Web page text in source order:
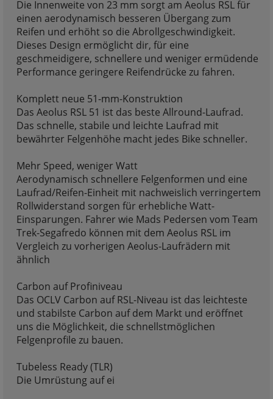
Die Innenweite von 23 mm sorgt am Aeolus RSL für
einen aerodynamisch besseren Übergang zum
Reifen und erhöht so die Abrollgeschwindigkeit.
Dieses Design ermöglicht dir, für eine
geschmeidigere, schnellere und weniger ermüdende
Performance geringere Reifendrücke zu fahren.
Komplett neue 51-mm-Konstruktion
Das Aeolus RSL 51 ist das beste Allround-Laufrad.
Das schnelle, stabile und leichte Laufrad mit
bewährter Felgenhöhe macht jedes Bike schneller.
Mehr Speed, weniger Watt
Aerodynamisch schnellere Felgenformen und eine
Laufrad/Reifen-Einheit mit nachweislich verringertem
Rollwiderstand sorgen für erhebliche Watt-
Einsparungen. Fahrer wie Mads Pedersen vom Team
Trek-Segafredo können mit dem Aeolus RSL im
Vergleich zu vorherigen Aeolus-Laufrädern mit
ähnlich
Carbon auf Profiniveau
Das OCLV Carbon auf RSL-Niveau ist das leichteste
und stabilste Carbon auf dem Markt und eröffnet
uns die Möglichkeit, die schnellstmöglichen
Felgenprofile zu bauen.
Tubeless Ready (TLR)
Die Umrüstung auf ei